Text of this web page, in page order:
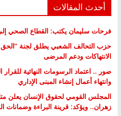
أحدث المقالات
فرحات سليمان يكتب: القطاع الصحي
حزب التحالف الشعبي يطلق لجنة
الانتهاكات ودعم المرضى
صور .. اعتماد الرسومات النهائية للقرار
وانتهاء أعمال إنشاء المبنى الإداري
المجلس القومي لحقوق الإنسان يعلن
زهران.. ويؤكد: قرينة البراءة وضمانات